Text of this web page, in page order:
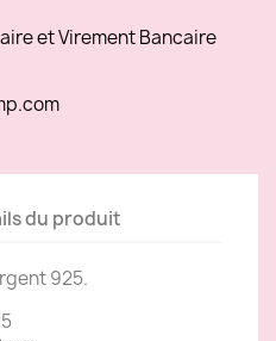
et Virement Bancaire
du produit
925.